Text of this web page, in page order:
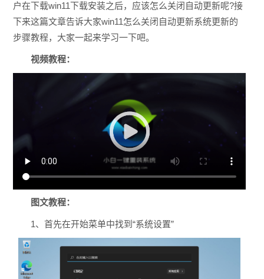
户在下载win11下载安装之后，应该怎么关闭自动更新呢?接
下来这篇文章告诉大家win11怎么关闭自动更新系统更新的
步骤教程，大家一起来学习一下吧。
视频教程：
图文教程：
1、首先在开始菜单中找到“系统设置”